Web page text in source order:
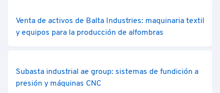
Venta de activos de Balta Industries: maquinaria textil
y equipos para la producción de alfombras
Subasta industrial ae group: sistemas de fundición a
presión y máquinas CNC